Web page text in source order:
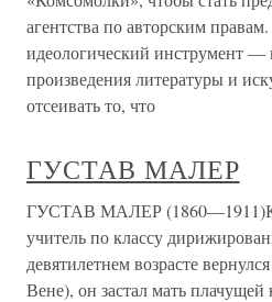
агентства по авторским
идеологический инструмент —
произведения литературы и
отсеивать то, что
ГУСТАВ МАЛЕР
ГУСТАВ МАЛЕР
учитель по классу
девятилетнем возрасте
Вене), он застал мать